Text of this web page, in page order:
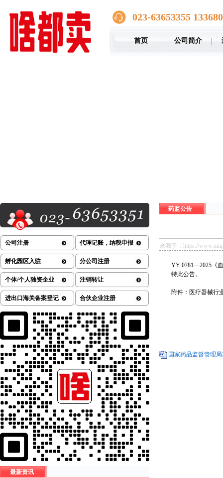
023-63653355
首页 公司简介
公司注册 代理记账，纳税申报
孵化园区入驻 分公司注册
个体/个人独资企业 注销转让
进出口海关备案登记 合伙企业注册
最新资讯
药监公告
来源于：https://
YY 0781—2025《血
特此公告。
附件：医疗器械行
国家药品监督管理